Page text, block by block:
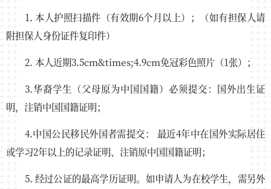
1. 本人护照扫描件（有效期6个月以上）；（如有担保人请
附担保人身份证件复印件）
2. 本人近期3.5cm&times;4.9cm免冠彩色照片（1张）；
3.华裔学生（父母原为中国国籍）必须提交：国外出生证
明，注销中国国籍证明；
4.中国公民移民外国者需提交： 最近4年中在国外实际居住
或学习2年以上的记录证明、注销原中国国籍证明；
5. 经过公证的最高学历证明。如申请人为在校学生，需另外